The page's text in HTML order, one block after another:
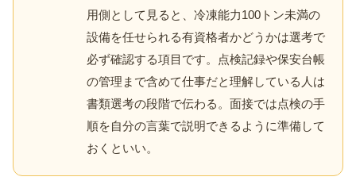
用側として見ると、冷凍能力100トン未満の
設備を任せられる有資格者かどうかは選考で
必ず確認する項目です。点検記録や保安台帳
の管理まで含めて仕事だと理解している人は
書類選考の段階で伝わる。面接では点検の手
順を自分の言葉で説明できるように準備して
おくといい。